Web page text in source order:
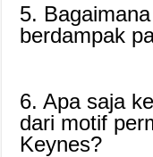
5.
berdampak
6. Apa saja
dari motif
Keynes?